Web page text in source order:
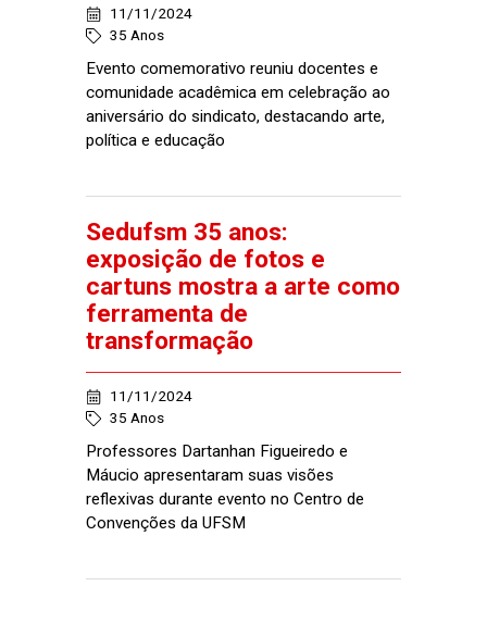
11/11/2024
35 Anos
Evento comemorativo reuniu docentes e
comunidade acadêmica em celebração ao
aniversário do sindicato, destacando arte,
política e educação
Sedufsm 35 anos:
exposição de fotos e
cartuns mostra a arte como
ferramenta de
transformação
11/11/2024
35 Anos
Professores Dartanhan Figueiredo e
Máucio apresentaram suas visões
reflexivas durante evento no Centro de
Convenções da UFSM